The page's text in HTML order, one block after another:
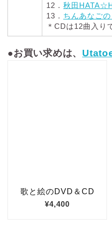
12． 秋田
13． ちんあなごの
＊CDは12曲入り
●お買い求めは、